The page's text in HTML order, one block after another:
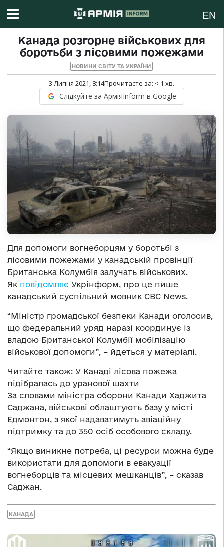
EN
Канада розгорне військових для
боротьби з лісовими пожежами
НОВИНИ СВІТУ ТА УКРАЇНИ
3 Липня 2021, 8:14Прочитаєте за: < 1 хв.
Слідкуйте за АрміяInform в Google
Для допомоги вогнеборцям у боротьбі з
лісовими пожежами у канадській провінції
Британська Колумбія залучать військових.
Як повідомляє Укрінформ, про це пише
канадський суспільний мовник CBC News.
“Міністр громадської безпеки Канади оголосив,
що федеральний уряд наразі координує із
владою Британської Колумбії мобілізацію
військової допомоги”, – йдеться у матеріалі.
Читайте також: У Канаді лісова пожежа
підібралась до уранової шахти
За словами міністра оборони Канади Хаджита
Саджана, військові облаштують базу у місті
Едмонтон, з якої надаватимуть авіаційну
підтримку та до 350 осіб особового складу.
“Якщо виникне потреба, ці ресурси можна буде
використати для допомоги в евакуації
вогнеборців та місцевих мешканців”, – сказав
Саджан.
КАНАДА